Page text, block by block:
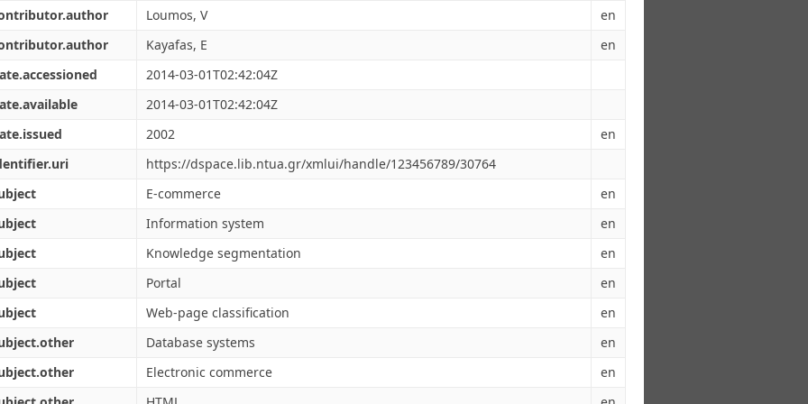
Loumos, V
en
Kayafas, E
en
2014-03-01T02:42:04Z
2014-03-01T02:42:04Z
2002
en
https://dspace.lib.ntua.gr/xmlui/handle/123456789/30764
E-commerce
en
Information system
en
Knowledge segmentation
en
Portal
en
Web-page classification
en
Database systems
en
Electronic commerce
en